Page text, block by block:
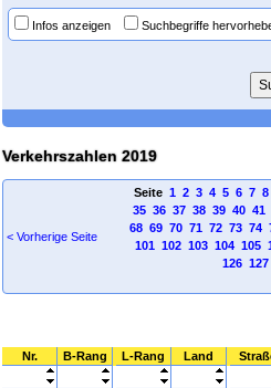
Infos anzeigen Suchbegriffe
Verkehrszahlen 2019
< Vorherige Seite
Seite 1 2 3 4 5 6 7 8
35 36 37 38 39 40 41
68 69 70 71 72 73 74
101 102 103 104 105
126 127
Nr. B-Rang L-Rang Land